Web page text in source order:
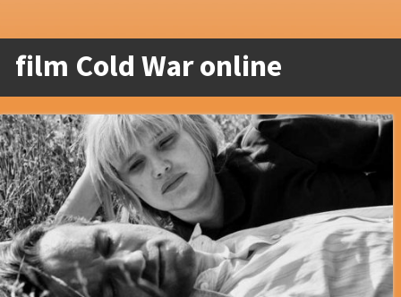
film Cold War online